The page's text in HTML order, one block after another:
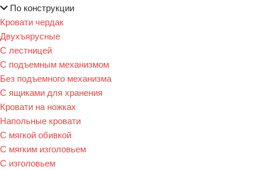
По конструкции
Кровати чердак
Двухъярусные
С лестницей
С подъемным механизмом
Без подъемного механизма
С ящиками для хранения
Кровати на ножках
Напольные кровати
С мягкой обивкой
С мягким изголовьем
С изголовьем